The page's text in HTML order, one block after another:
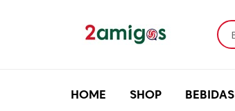
HOME SHOP BEBIDAS